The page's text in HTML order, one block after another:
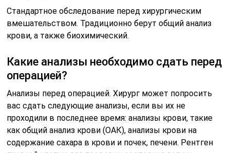
Стандартное обследование перед хирургическим
вмешательством. Традиционно берут общий анализ
крови, а также биохимический.
Какие анализы необходимо сдать перед
операцией?
Анализы перед операцией. Хирург может попросить
вас сдать следующие анализы, если вы их не
проходили в последнее время: анализы крови, такие
как общий анализ крови (ОАК), анализы крови на
содержание сахара в крови и почек, печени. Рентген